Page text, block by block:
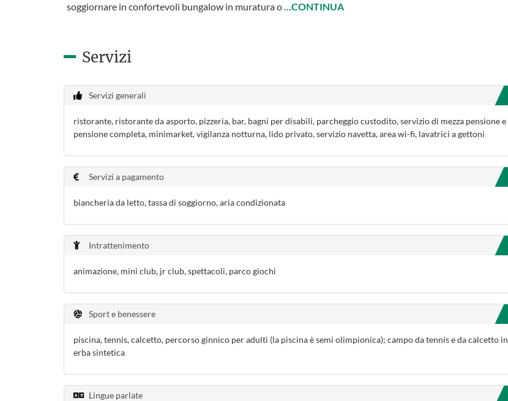
soggiornare in confortevoli bungalow in muratura o...CONTINUA
Servizi
Servizi generali
ristorante, ristorante da asporto, pizzeria, bar, bagni per disabili, parcheggio custodito, servizio di mezza pensione e
pensione completa, minimarket, vigilanza notturna, lido privato, servizio navetta, area wi-fi, lavatrici a gettoni
Servizi a pagamento
biancheria da letto, tassa di soggiorno, aria condizionata
Intrattenimento
animazione, mini club, jr club, spettacoli, parco giochi
Sport e benessere
piscina, tennis, calcetto, percorso ginnico per adulti (la piscina è semi olimpionica); campo da tennis e da calcetto in
erba sintetica
Lingue parlate